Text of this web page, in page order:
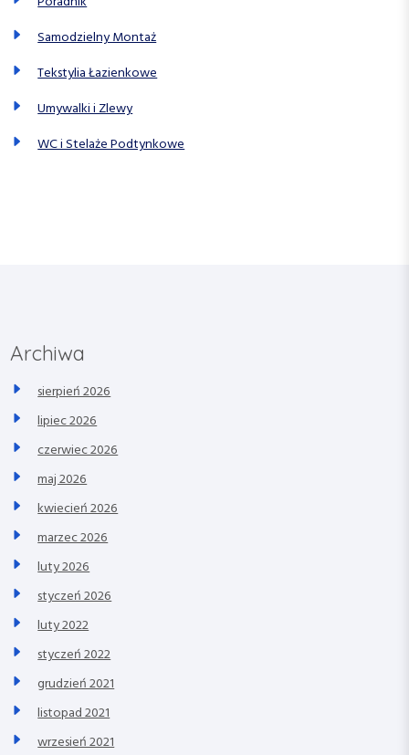
Samodzielny Montaż
Tekstylia Łazienkowe
Umywalki i Zlewy
WC i Stelaże Podtynkowe
Archiwa
sierpień 2026
lipiec 2026
czerwiec 2026
maj 2026
kwiecień 2026
marzec 2026
luty 2026
styczeń 2026
luty 2022
styczeń 2022
grudzień 2021
listopad 2021
wrzesień 2021